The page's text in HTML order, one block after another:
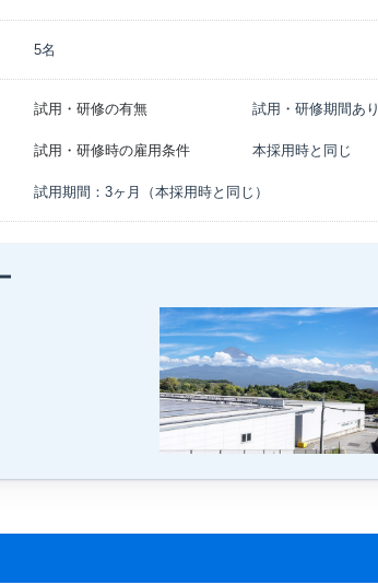
5名
試用・研修の有無 試用・研修期間あり
試用・研修時の雇用条件 本採用時と同じ
試用期間：3ヶ月（本採用時と同じ）